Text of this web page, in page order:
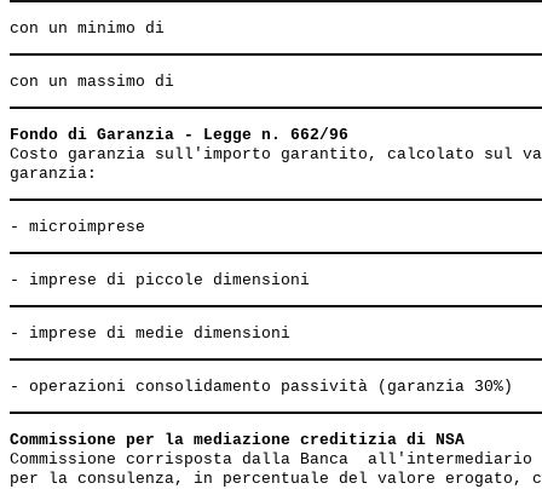
Fondo di Garanzia - Legge n. 662/96
Costo garanzia sull'importo garantito, calcolato sul
Commissione per la mediazione creditizia di
Commissione corrisposta dalla Banca
per la consulenza, in percentuale del valore erogato,